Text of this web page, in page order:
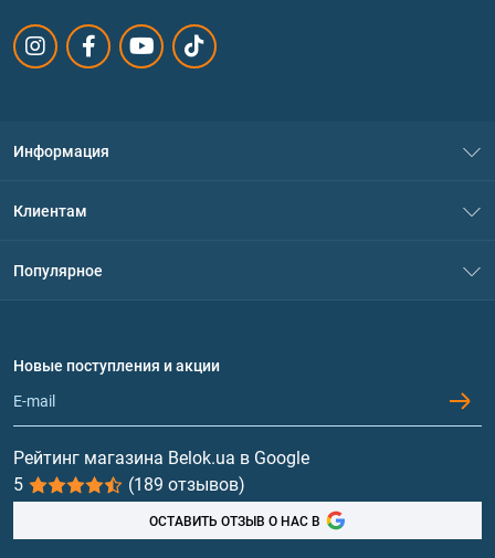
Информация
Политика конфиденциальности
Обмен и возврат
Клиентам
Популярное
Протеин
Гейнеры
Витамины и минералы
Рыбий жир, жирные кислоты
Новые поступления и акции
Рейтинг магазина Belok.ua в Google
5
(189 отзывов)
ОСТАВИТЬ ОТЗЫВ О НАС В